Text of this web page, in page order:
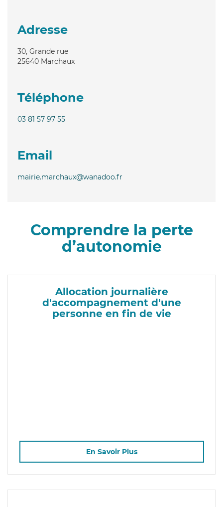
Adresse
30, Grande rue
25640 Marchaux
Téléphone
03 81 57 97 55
Email
mairie.marchaux@wanadoo.fr
Comprendre la perte
d’autonomie
Allocation journalière
d'accompagnement d'une
personne en fin de vie
En Savoir Plus